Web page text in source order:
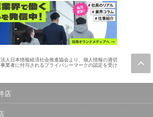
人日本情報経済社会推進協会より、個人情報の適切
業者に付与されるプライバシーマークの認定を受け
店